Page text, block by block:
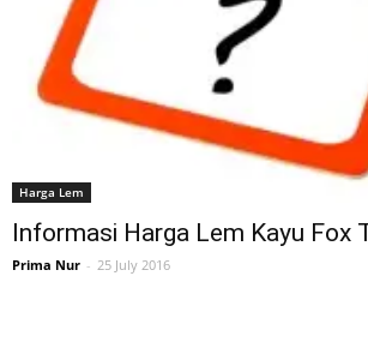
Harga Lem
Informasi Harga Lem Kayu Fox
Prima Nur - 25 July 2016